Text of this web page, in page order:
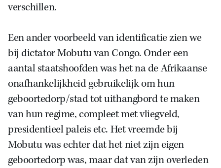
verschillen.
Een ander voorbeeld van identificatie zien we
bij dictator Mobutu van Congo. Onder een
aantal staatshoofden was het na de Afrikaanse
onafhankelijkheid gebruikelijk om hun
geboortedorp/stad tot uithangbord te maken
van hun regime, compleet met vliegveld,
presidentieel paleis etc. Het vreemde bij
Mobutu was echter dat het niet zijn eigen
geboortedorp was, maar dat van zijn overleden